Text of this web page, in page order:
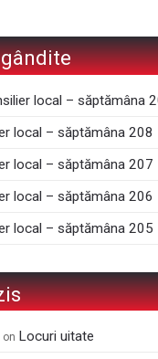
local – săptămâna
local – săptămâna 208
local – săptămâna 207
local – săptămâna 206
local – săptămâna 205
on Locuri uitate